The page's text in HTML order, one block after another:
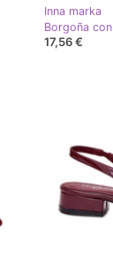
Inna marka
17,56 €